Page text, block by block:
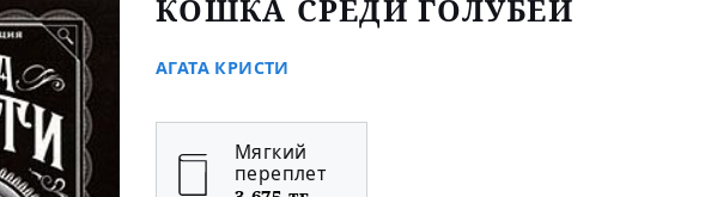
КОШКА СРЕДИ ГОЛУБЕЙ
АГАТА КРИСТИ
Мягкий
переплет